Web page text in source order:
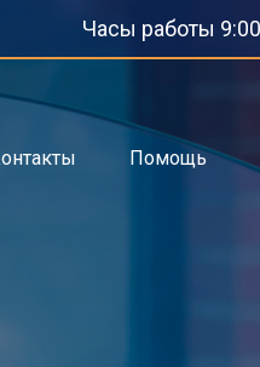
Часы работы
Помощь